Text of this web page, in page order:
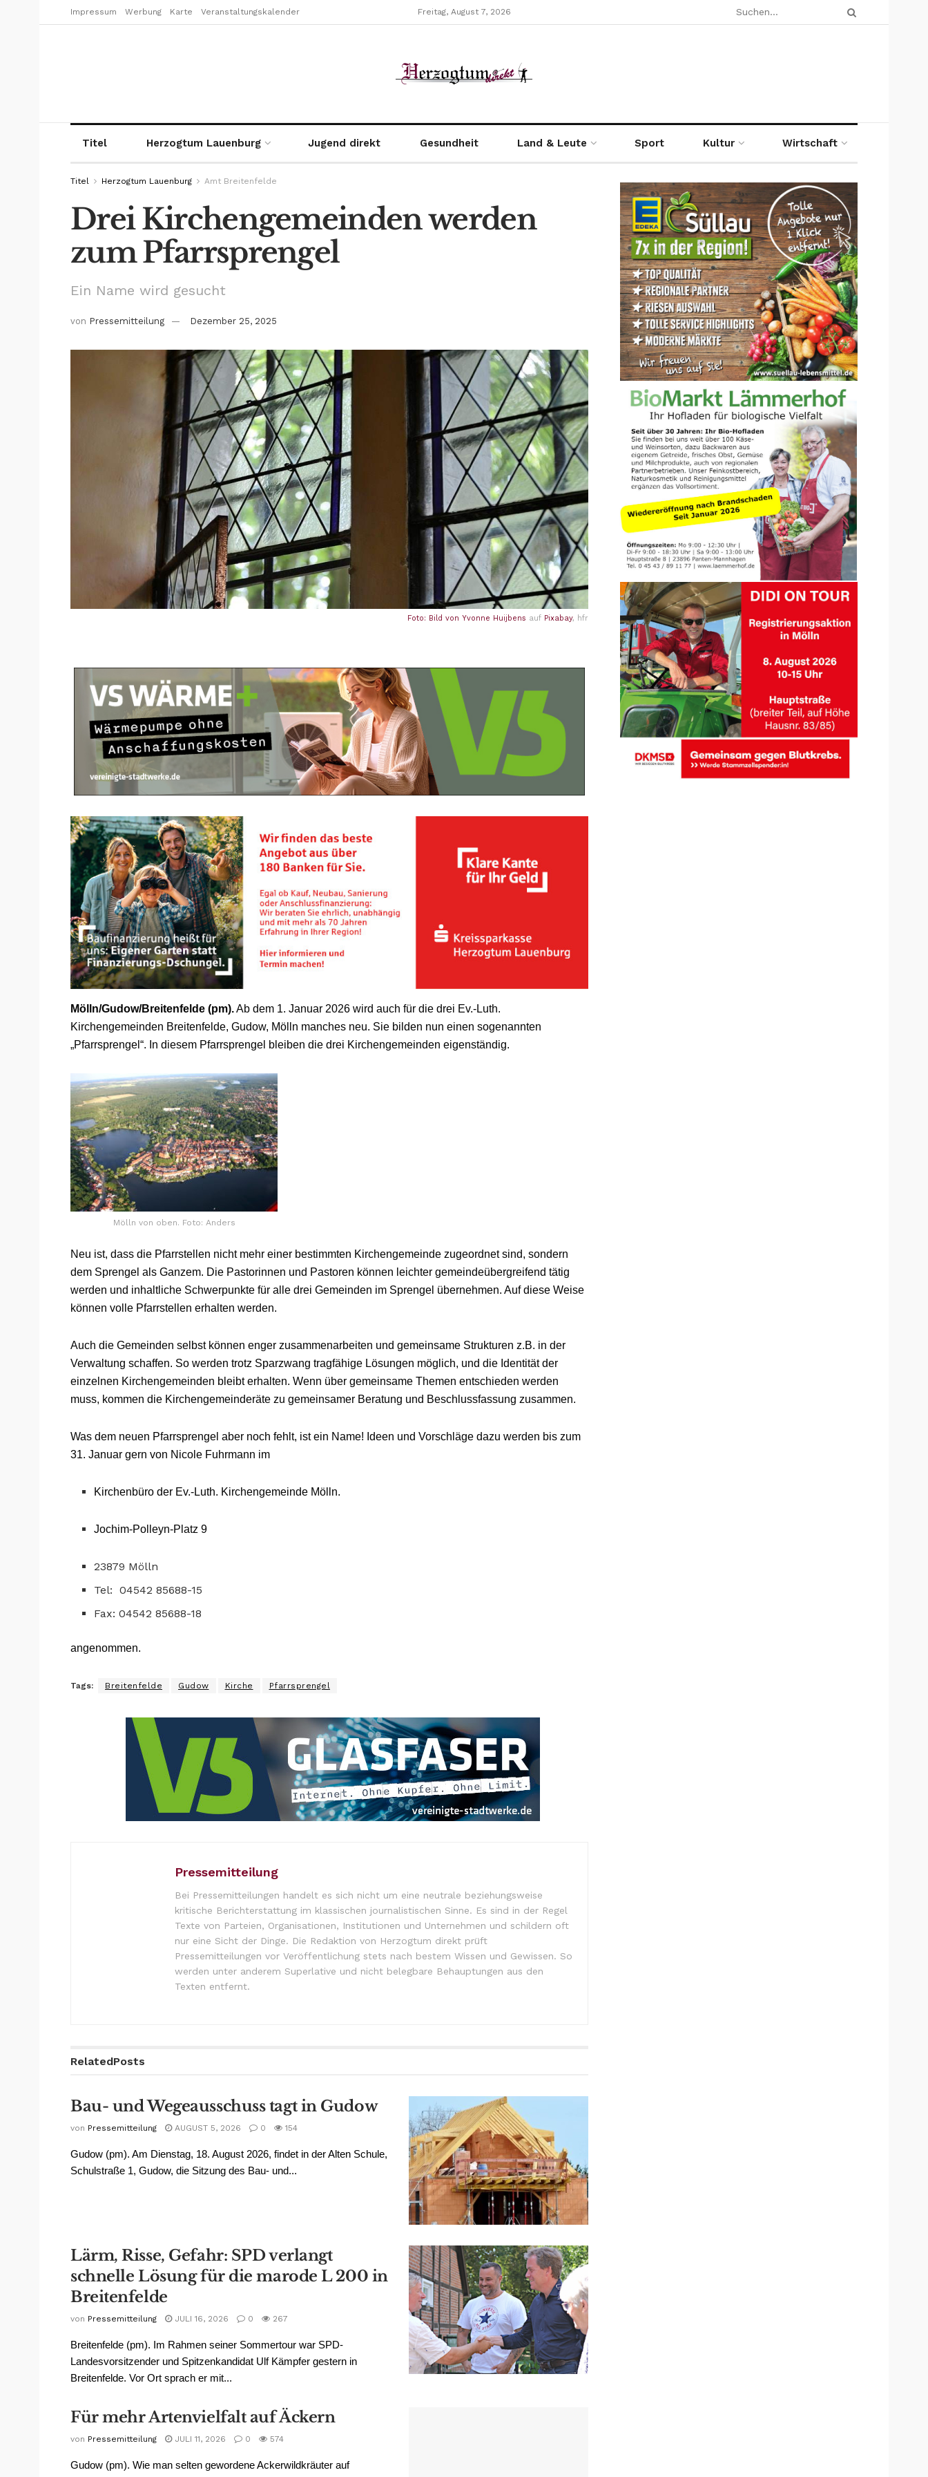
Impressum Werbung Karte Veranstaltungskalender Freitag, August 7, 2026
Titel Herzogtum Lauenburg Jugend direkt Gesundheit Land & Leute Sport Kultur Wirtschaft
Titel Herzogtum Lauenburg Amt Breitenfelde
Drei Kirchengemeinden werden
zum Pfarrsprengel
Ein Name wird gesucht
von Pressemitteilung Dezember 25, 2025
Foto: Bild von Yvonne Huijbens auf Pixabay, hfr
Mölln/Gudow/Breitenfelde (pm).Ab dem 1. Januar 2026 wird auch für die drei Ev.-Luth.
Kirchengemeinden Breitenfelde, Gudow, Mölln manches neu. Sie bilden nun einen sogenannten
„Pfarrsprengel“. In diesem Pfarrsprengel bleiben die drei Kirchengemeinden eigenständig.
Mölln von oben. Foto: Anders
Neu ist, dass die Pfarrstellen nicht mehr einer bestimmten Kirchengemeinde zugeordnet sind, sondern
dem Sprengel als Ganzem. Die Pastorinnen und Pastoren können leichter gemeindeübergreifend tätig
werden und inhaltliche Schwerpunkte für alle drei Gemeinden im Sprengel übernehmen. Auf diese Weise
können volle Pfarrstellen erhalten werden.
Auch die Gemeinden selbst können enger zusammenarbeiten und gemeinsame Strukturen z.B. in der
Verwaltung schaffen. So werden trotz Sparzwang tragfähige Lösungen möglich, und die Identität der
einzelnen Kirchengemeinden bleibt erhalten. Wenn über gemeinsame Themen entschieden werden
muss, kommen die Kirchengemeinderäte zu gemeinsamer Beratung und Beschlussfassung zusammen.
Was dem neuen Pfarrsprengel aber noch fehlt, ist ein Name! Ideen und Vorschläge dazu werden bis zum
31. Januar gern von Nicole Fuhrmann im
Kirchenbüro der Ev.-Luth. Kirchengemeinde Mölln.
Jochim-Polleyn-Platz 9
23879 Mölln
Tel: 04542 85688-15
Fax: 04542 85688-18
angenommen.
Tags: Breitenfelde Gudow Kirche Pfarrsprengel
Pressemitteilung
Bei Pressemitteilungen handelt es sich nicht um eine neutrale beziehungsweise
kritische Berichterstattung im klassischen journalistischen Sinne. Es sind in der Regel
Texte von Parteien, Organisationen, Institutionen und Unternehmen und schildern oft
nur eine Sicht der Dinge. Die Redaktion von Herzogtum direkt prüft
Pressemitteilungen vor Veröffentlichung stets nach bestem Wissen und Gewissen. So
werden unter anderem Superlative und nicht belegbare Behauptungen aus den
Texten entfernt.
RelatedPosts
Bau- und Wegeausschuss tagt in Gudow
von Pressemitteilung AUGUST 5, 2026 0 154
Gudow (pm). Am Dienstag, 18. August 2026, findet in der Alten Schule,
Schulstraße 1, Gudow, die Sitzung des Bau- und...
Lärm, Risse, Gefahr: SPD verlangt
schnelle Lösung für die marode L 200 in
Breitenfelde
von Pressemitteilung JULI 16, 2026 0 267
Breitenfelde (pm). Im Rahmen seiner Sommertour war SPD-
Landesvorsitzender und Spitzenkandidat Ulf Kämpfer gestern in
Breitenfelde. Vor Ort sprach er mit...
Für mehr Artenvielfalt auf Äckern
von Pressemitteilung JULI 11, 2026 0 574
Gudow (pm). Wie man selten gewordene Ackerwildkräuter auf